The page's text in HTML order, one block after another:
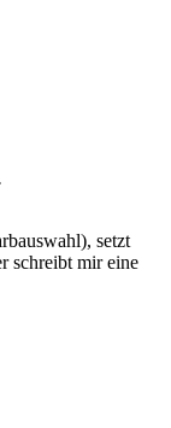
setzt
schreibt mir eine